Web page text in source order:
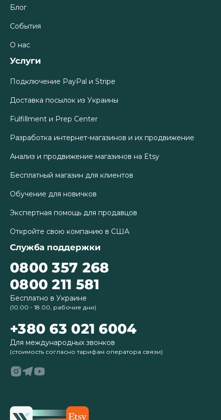
Блог
События
О нас
Услуги
Подключение PayPal и Stripe
Доставка посылок из Украины
Fulfillment и Prep Center
Разработка интернет-магазинов и их продвижение
Анализ и продвижение магазинов на Etsy
Бесплатный магазин для клиентов
Обучение для новичков
Экспертная помощь для продавцов
Откройте свою компанию в США
Служба поддержки
0800 357 268
0800 211 581
Бесплатно в Украине
(10.00 - 18.00, рабочие дни)
+380 63 021 6004
Для международных звонков
(стоимость согласно тарифам оператора связи)